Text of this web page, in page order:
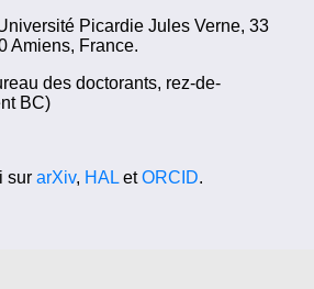
Picardie Jules Verne, 33
Amiens, France.
des doctorants, rez-de-
BC)
sur arXiv, HALetORCID.